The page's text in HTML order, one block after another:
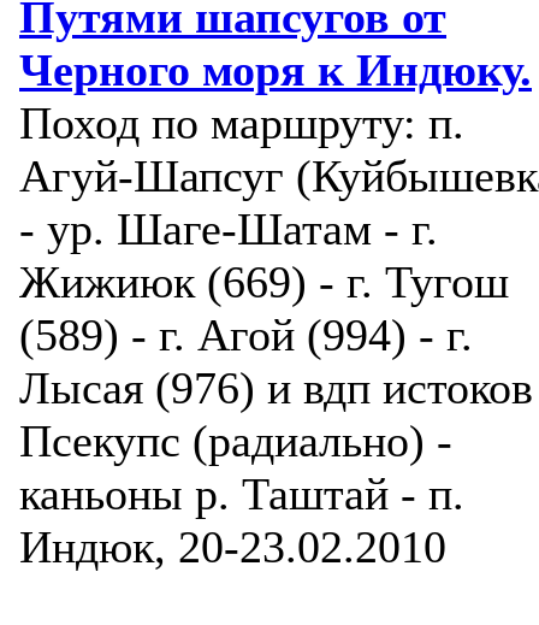
Путями шапсугов от
Черного моря к Индюку.
Поход по маршруту: п.
Агуй-Шапсуг
- ур. Шаге-Шатам - г.
Жижиюк (669) - г. Тугош
(589) - г. Агой (994) - г.
Лысая (976) и вдп
Псекупс (радиально) -
каньоны р. Таштай - п.
Индюк, 20-23.02.2010